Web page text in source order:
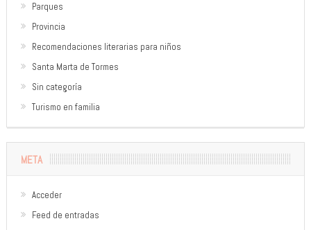
Parques
Provincia
Recomendaciones literarias para niños
Santa Marta de Tormes
Sin categoría
Turismo en familia
META
Acceder
Feed de entradas